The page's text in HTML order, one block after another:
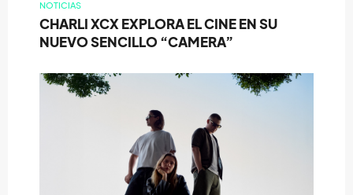
NOTICIAS
CHARLI XCX EXPLORA EL CINE EN SU
NUEVO SENCILLO “CAMERA”